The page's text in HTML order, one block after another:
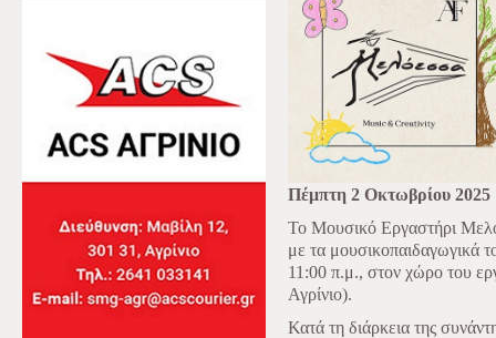
Πέμπτη 2 Οκτωβρίου 2025
Το Μουσικό Εργαστήρι
με τα μουσικοπαιδαγωγικά
11:00 π.μ., στον χώρο του
Αγρίνιο).
Κατά τη διάρκεια της